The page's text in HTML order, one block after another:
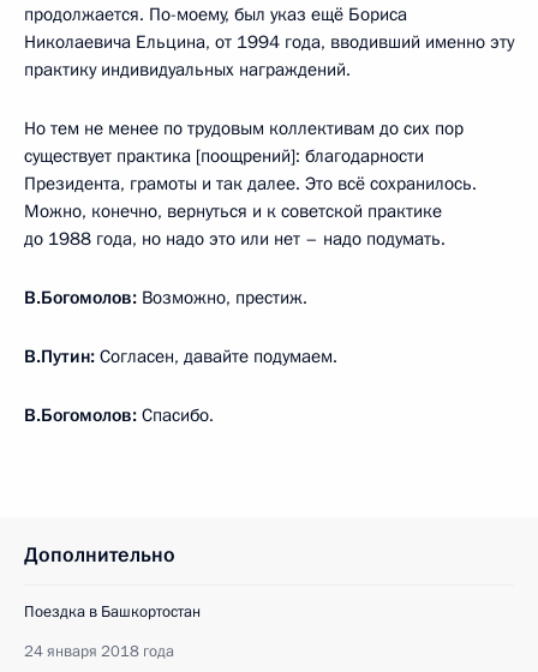
продолжается. По-моему, был указ ещё Бориса
Николаевича Ельцина, от 1994 года, вводивший именно эту
практику индивидуальных награждений.
Но тем не менее по трудовым коллективам до сих пор
существует практика [поощрений]: благодарности
Президента, грамоты и так далее. Это всё сохранилось.
Можно, конечно, вернуться и к советской практике
до 1988 года, но надо это или нет – надо подумать.
В.Богомолов: Возможно, престиж.
В.Путин: Согласен, давайте подумаем.
В.Богомолов: Спасибо.
Дополнительно
Поездка в Башкортостан
24 января 2018 года